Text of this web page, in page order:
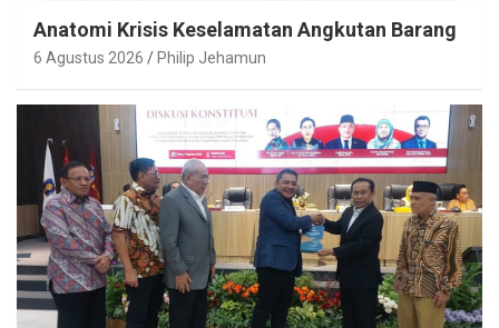
Anatomi Krisis Keselamatan Angkutan Barang
6 Agustus 2026 Philip Jehamun